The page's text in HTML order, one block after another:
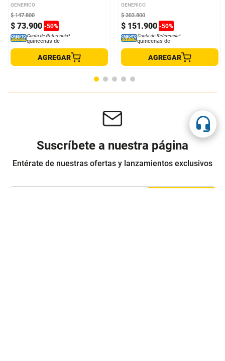
GENERICO
$ 73.900 -50%
$ 147.800
Cuota de Referencia*
quincenas de
AGREGAR
GENERICO
$ 151.900 -50%
$ 303.800
Cuota de Referencia*
quincenas de
AGREGAR
Suscríbete a nuestra página
Entérate de nuestras ofertas y lanzamientos exclusivos